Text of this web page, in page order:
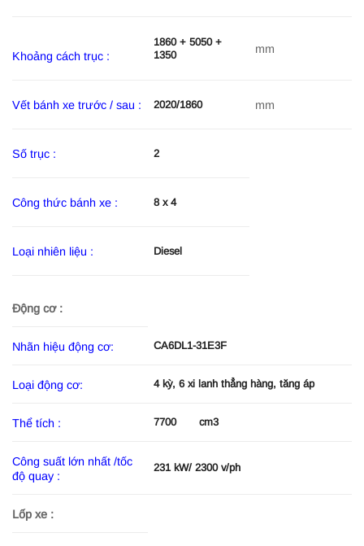
Khoảng cách trục :
1860 + 5050 +
1350
mm
Vết bánh xe trước / sau : 2020/1860 mm
Số trục : 2
Công thức bánh xe : 8 x 4
Loại nhiên liệu : Diesel
Động cơ :
Nhãn hiệu động cơ: CA6DL1-31E3F
Loại động cơ: 4 kỳ, 6 xi lanh thẳng hàng, tăng áp
Thể tích : 7700 cm3
Công suất lớn nhất /tốc
độ quay :
231 kW/ 2300 v/ph
Lốp xe :